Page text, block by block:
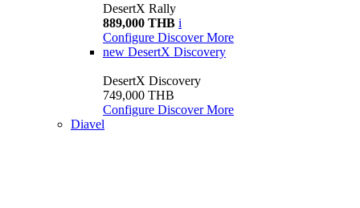
DesertX Rally
889,000 THB i
Configure Discover More
new DesertX Discovery
DesertX Discovery
749,000 THB
Configure Discover More
Diavel